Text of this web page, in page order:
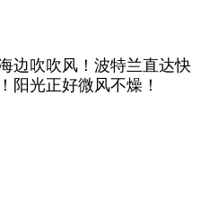
边吹吹风！波特兰直达快
阳光正好微风不燥！